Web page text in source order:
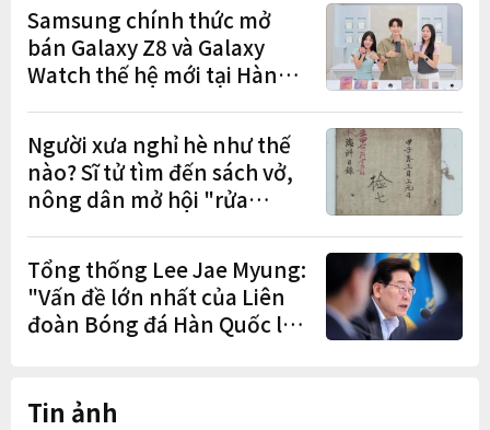
Samsung chính thức mở
bán Galaxy Z8 và Galaxy
Watch thế hệ mới tại Hàn
đơn đặt trước
Người xưa nghỉ hè như thế
nào? Sĩ tử tìm đến sách vở,
nông dân mở hội "rửa
Tổng thống Lee Jae Myung:
"Vấn đề lớn nhất của Liên
đoàn Bóng đá Hàn Quốc là
Tin ảnh